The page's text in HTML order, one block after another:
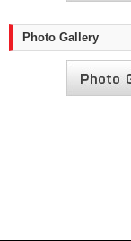
Photo Gallery